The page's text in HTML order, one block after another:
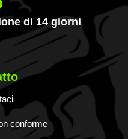
di 14 giorni
conforme